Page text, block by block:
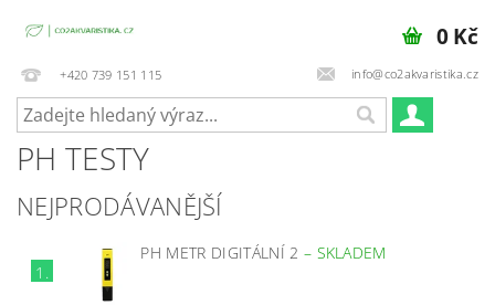
+420 739 151 115 info@co2akvaristika.cz
0 Kč
PH TESTY
NEJPRODÁVANĚJŠÍ
1.
PH METR DIGITÁLNÍ 2 – SKLADEM